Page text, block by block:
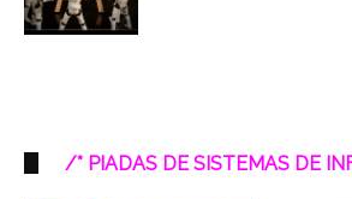
/* PIADAS DE SISTEMAS DE